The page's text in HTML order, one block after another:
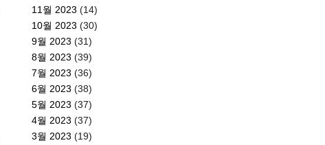
11월 2023 (14)
10월 2023 (30)
9월 2023 (31)
8월 2023 (39)
7월 2023 (36)
6월 2023 (38)
5월 2023 (37)
4월 2023 (37)
3월 2023 (19)